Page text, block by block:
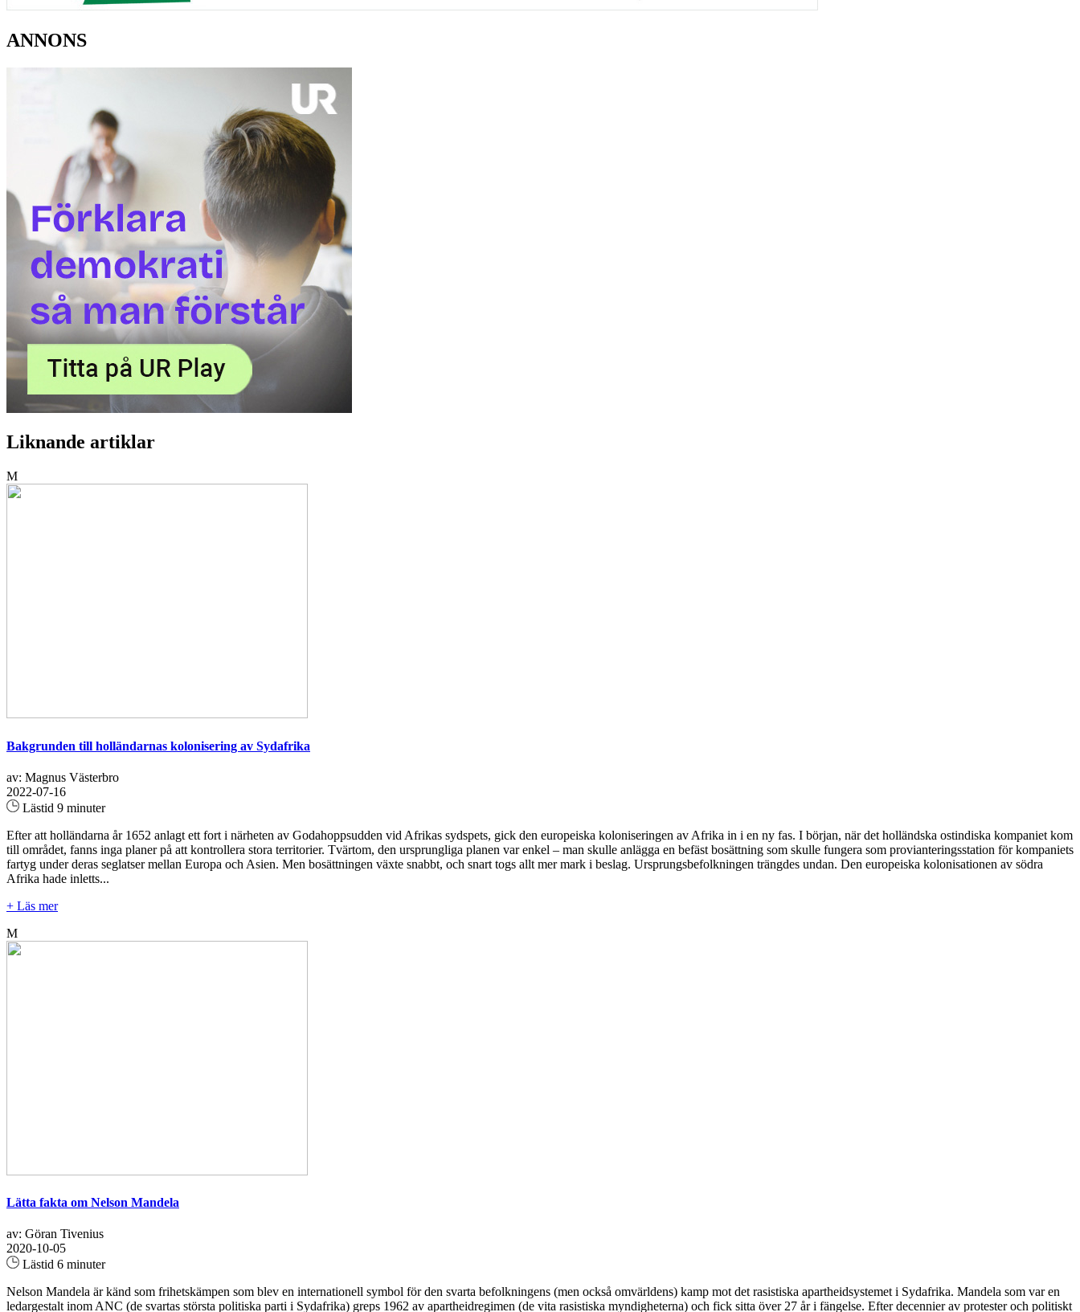
ANNONS
Liknande artiklar
M
Bakgrunden till holländarnas kolonisering av Sydafrika
av: Magnus Västerbro
2022-07-16
Lästid 9 minuter
Efter att holländarna år 1652 anlagt ett fort i närheten av Godahoppsudden vid Afrikas sydspets, gick den europeiska koloniseringen av Afrika in i en ny fas. I början, när det holländska ostindiska kompaniet kom
till området, fanns inga planer på att kontrollera stora territorier. Tvärtom, den ursprungliga planen var enkel – man skulle anlägga en befäst bosättning som skulle fungera som provianteringsstation för kompaniets
fartyg under deras seglatser mellan Europa och Asien. Men bosättningen växte snabbt, och snart togs allt mer mark i beslag. Ursprungsbefolkningen trängdes undan. Den europeiska kolonisationen av södra
Afrika hade inletts...
+ Läs mer
M
Lätta fakta om Nelson Mandela
av: Göran Tivenius
2020-10-05
Lästid 6 minuter
Nelson Mandela är känd som frihetskämpen som blev en internationell symbol för den svarta befolkningens (men också omvärldens) kamp mot det rasistiska apartheidsystemet i Sydafrika. Mandela som var en
ledargestalt inom ANC (de svartas största politiska parti i Sydafrika) greps 1962 av apartheidregimen (de vita rasistiska myndigheterna) och fick sitta över 27 år i fängelse. Efter decennier av protester och politiskt